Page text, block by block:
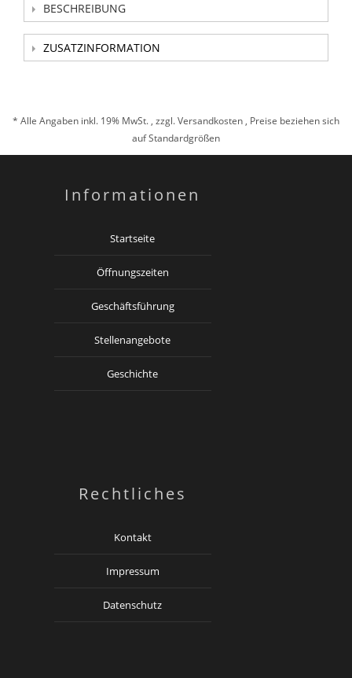
BESCHREIBUNG
ZUSATZINFORMATION
* Alle Angaben inkl. 19% MwSt. , zzgl.Versandkosten , Preise beziehen sich
auf Standardgrößen
Informationen
Startseite
Öffnungszeiten
Geschäftsführung
Stellenangebote
Geschichte
Rechtliches
Kontakt
Impressum
Datenschutz